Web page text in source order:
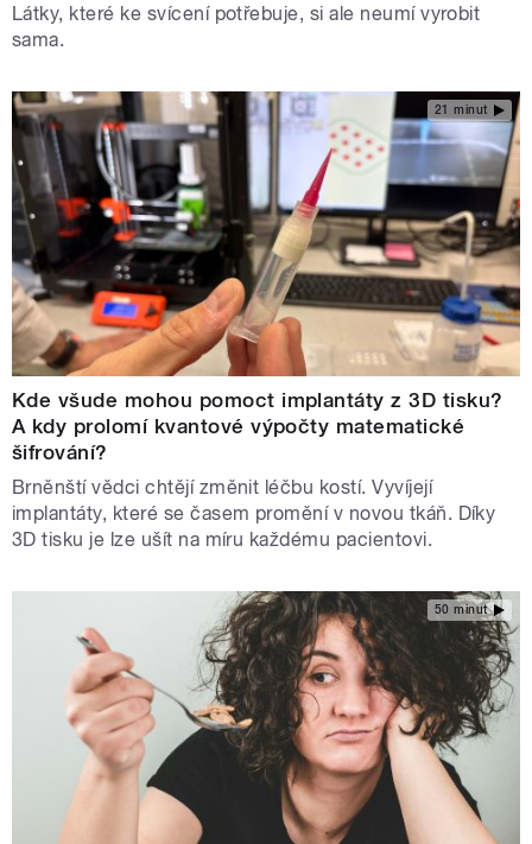
Látky, které ke svícení potřebuje, si ale neumí vyrobit
sama.
21 minut
Kde všude mohou pomoct implantáty z 3D tisku?
A kdy prolomí kvantové výpočty matematické
šifrování?
Brněnští vědci chtějí změnit léčbu kostí. Vyvíjejí
implantáty, které se časem promění v novou tkáň. Díky
3D tisku je lze ušít na míru každému pacientovi.
50 minut